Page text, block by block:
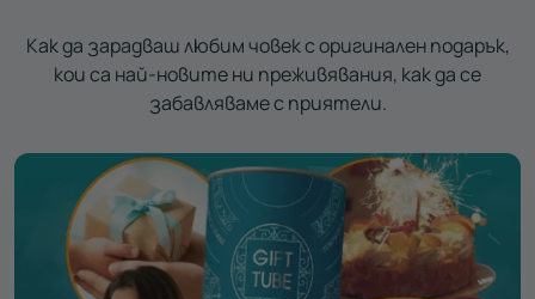
Как да зарадваш любим човек с оригинален подарък,
кои са най-новите ни преживявания, как да се
забавляваме с приятели.